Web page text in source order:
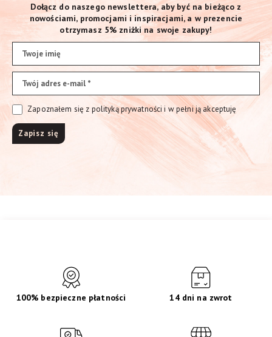
Dołącz do naszego newslettera, aby być na bieżąco z
nowościami, promocjami i inspiracjami, a w prezencie
otrzymasz 5% zniżki na swoje zakupy!
Zapoznałem się z polityką prywatności i w pełni ją akceptuję
100% bezpieczne płatności 14 dni na zwrot